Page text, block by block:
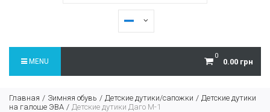
0
0.00 грн
MENU
Главная Зимняя обувь Детские дутики/сапожки
Детские дутики
на галоше ЭВА
Детские дутики Даго М-1